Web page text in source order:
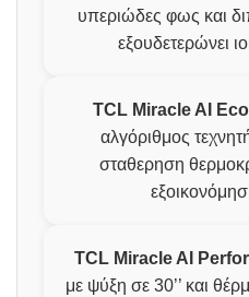
υπεριώδες φως και
εξουδετερώνει
TCL Miracle AI
αλγόριθμος
σταθερηση
TCL Miracle AI
με ψύξη σε 30’’ και